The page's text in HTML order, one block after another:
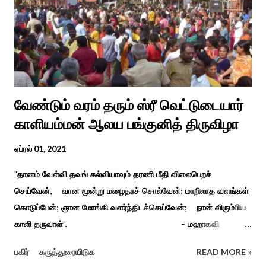
வேண்டும் வரம் தரும் ஸ்ரீ வெட்டுடையார்
காளியம்மன் ஆலய பங்குனித் திருவிழா
ஏப்ரல் 01, 2021
"தானம் வேள்வி தவங் கல்வியாவும் தரணி மீதி விலைபெறச்
செய்வேன், வான மூன்று மழைதரச் சொல்வேன்; மாறிலாத வளங்கள்
கொடுப்பேன்; ஞான மோங்கி வளர்ந்திடச்செய்வேன்; நான் விரும்பிய
காளி தருவாள்". - மஹாகவி
கொல்லங்குடி கிராம பக்தரின் கனவில் அய்யனார் தோன்றி
பகிர் கருத்துரையிடுக READ MORE »